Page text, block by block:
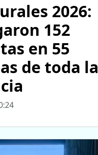
2026:
152
en 55
de toda la